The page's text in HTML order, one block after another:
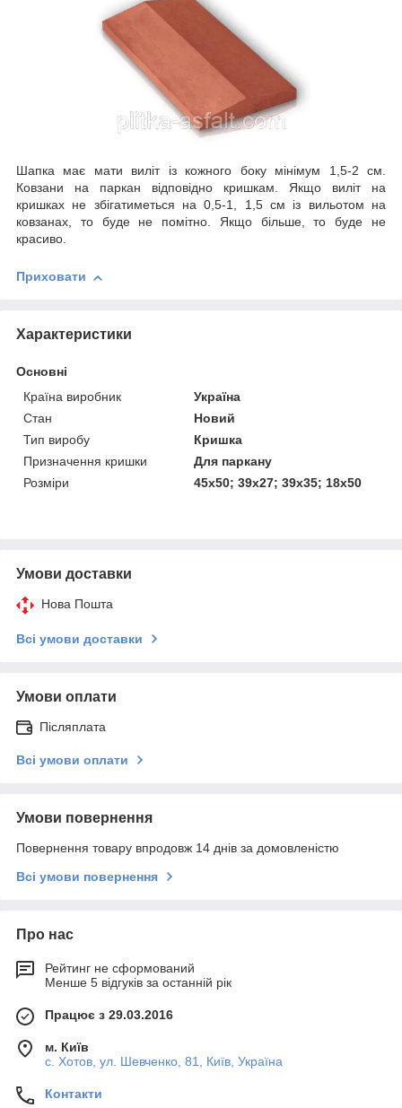
Шапка має мати виліт із кожного боку мінімум 1,5-2 см.
Ковзани на паркан відповідно кришкам. Якщо виліт на
кришках не збігатиметься на 0,5-1, 1,5 см із вильотом на
ковзанах, то буде не помітно. Якщо більше, то буде не
красиво.
Приховати
Характеристики
Основні
Країна виробник
Україна
Стан
Новий
Тип виробу
Кришка
Призначення кришки
Для паркану
Розміри
45х50; 39х27; 39х35; 18х50
Умови доставки
Нова Пошта
Всі умови доставки
Умови оплати
Післяплата
Всі умови оплати
Умови повернення
Повернення товару впродовж 14 днів за домовленістю
Всі умови повернення
Про нас
Рейтинг не сформований
Менше 5 відгуків за останній рік
Працює з 29.03.2016
м. Київ
с. Хотов, ул. Шевченко, 81, Київ, Україна
Контакти